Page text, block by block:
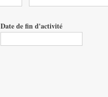
Date de fin d'activité